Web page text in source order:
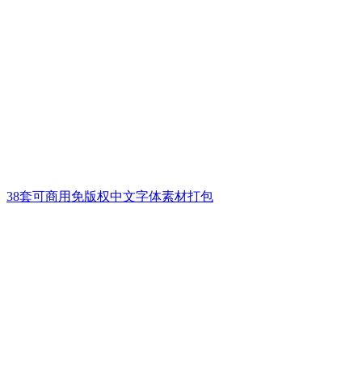
38套可商用免版权中文字体素材打包